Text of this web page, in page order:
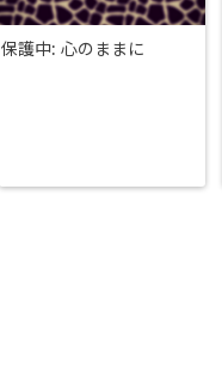
保護中: 心のままに